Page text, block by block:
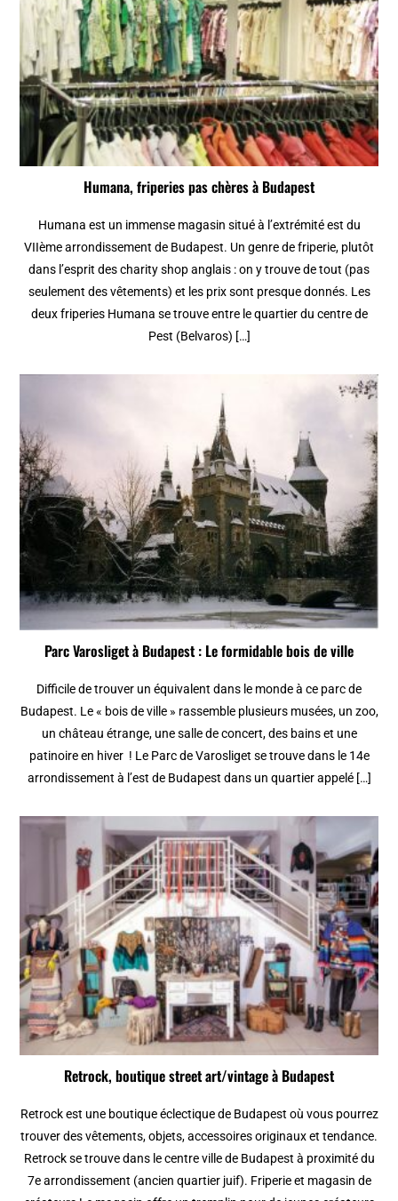
Humana, friperies pas chères à Budapest
Humana est un immense magasin situé à l’extrémité est du
VIIème arrondissement de Budapest. Un genre de friperie, plutôt
dans l’esprit des charity shop anglais : on y trouve de tout (pas
seulement des vêtements) et les prix sont presque donnés. Les
deux friperies Humana se trouve entre le quartier du centre de
Pest (Belvaros) […]
Parc Varosliget à Budapest : Le formidable bois de ville
Difficile de trouver un équivalent dans le monde à ce parc de
Budapest. Le « bois de ville » rassemble plusieurs musées, un zoo,
un château étrange, une salle de concert, des bains et une
patinoire en hiver ! Le Parc de Varosliget se trouve dans le 14e
arrondissement à l’est de Budapest dans un quartier appelé […]
Retrock, boutique street art/vintage à Budapest
Retrock est une boutique éclectique de Budapest où vous pourrez
trouver des vêtements, objets, accessoires originaux et tendance.
Retrock se trouve dans le centre ville de Budapest à proximité du
7e arrondissement (ancien quartier juif). Friperie et magasin de